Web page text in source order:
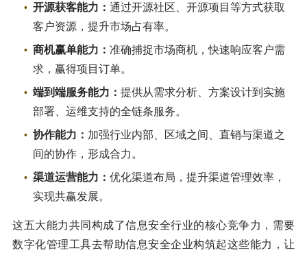
开源获客能力： 通过开源社区、开源项目等方式获取
客户资源，提升市场占有率。
商机赢单能力： 准确捕捉市场商机，快速响应客户需
求，赢得项目订单。
端到端服务能力： 提供从需求分析、方案设计到实施
部署、运维支持的全链条服务。
协作能力： 加强行业内部、区域之间、直销与渠道之
间的协作，形成合力。
渠道运营能力： 优化渠道布局，提升渠道管理效率，
实现共赢发展。
这五大能力共同构成了信息安全行业的核心竞争力，需要
数字化管理工具去帮助信息安全企业构筑起这些能力，让